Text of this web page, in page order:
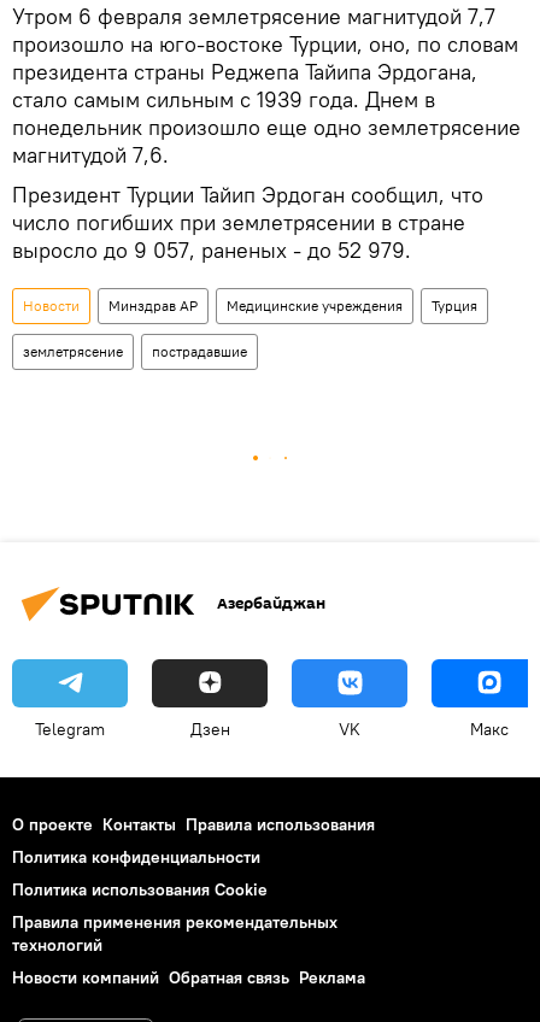
Утром 6 февраля землетрясение магнитудой 7,7
произошло на юго-востоке Турции, оно, по словам
президента страны Реджепа Тайипа Эрдогана,
стало самым сильным с 1939 года. Днем в
понедельник произошло еще одно землетрясение
магнитудой 7,6.
Президент Турции Тайип Эрдоган сообщил, что
число погибших при землетрясении в стране
выросло до 9 057, раненых - до 52 979.
Новости Минздрав АР Медицинские учреждения Турция
землетрясение пострадавшие
Азербайджан
Telegram Дзен VK Макс
О проекте Контакты Правила использования
Политика конфиденциальности
Политика использования Cookie
Правила применения рекомендательных
технологий
Новости компаний Обратная связь Реклама